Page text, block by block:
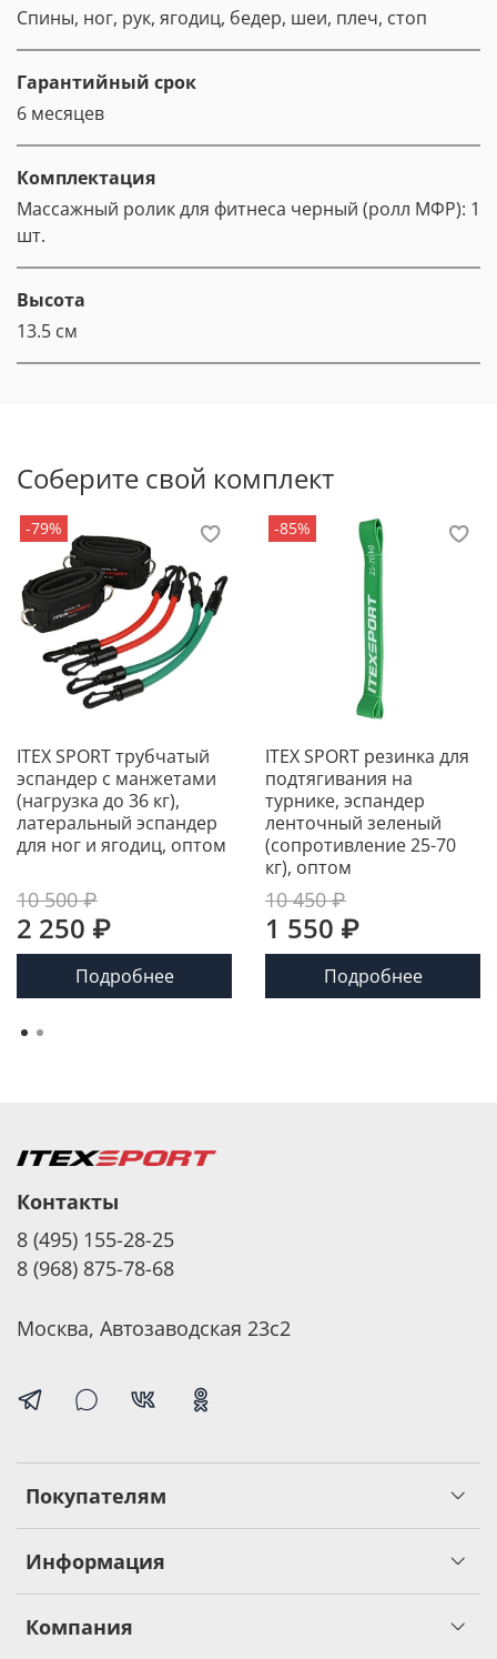
Спины, ног, рук, ягодиц, бедер, шеи, плеч, стоп
Гарантийный срок
6 месяцев
Комплектация
Массажный ролик для фитнеса черный (ролл МФР): 1
шт.
Высота
13.5 см
Соберите свой комплект
-79%
ITEX SPORT трубчатый
эспандер с манжетами
(нагрузка до 36 кг),
латеральный эспандер
для ног и ягодиц, оптом
10 500 ₽
2 250 ₽
Подробнее
-85%
ITEX SPORT резинка для
подтягивания на
турнике, эспандер
ленточный зеленый
(сопротивление 25-70
кг), оптом
10 450 ₽
1 550 ₽
Подробнее
Покупателям
Информация
Компания
Контакты
8 (495) 155-28-25
8 (968) 875-78-68
Москва, Автозаводская 23с2